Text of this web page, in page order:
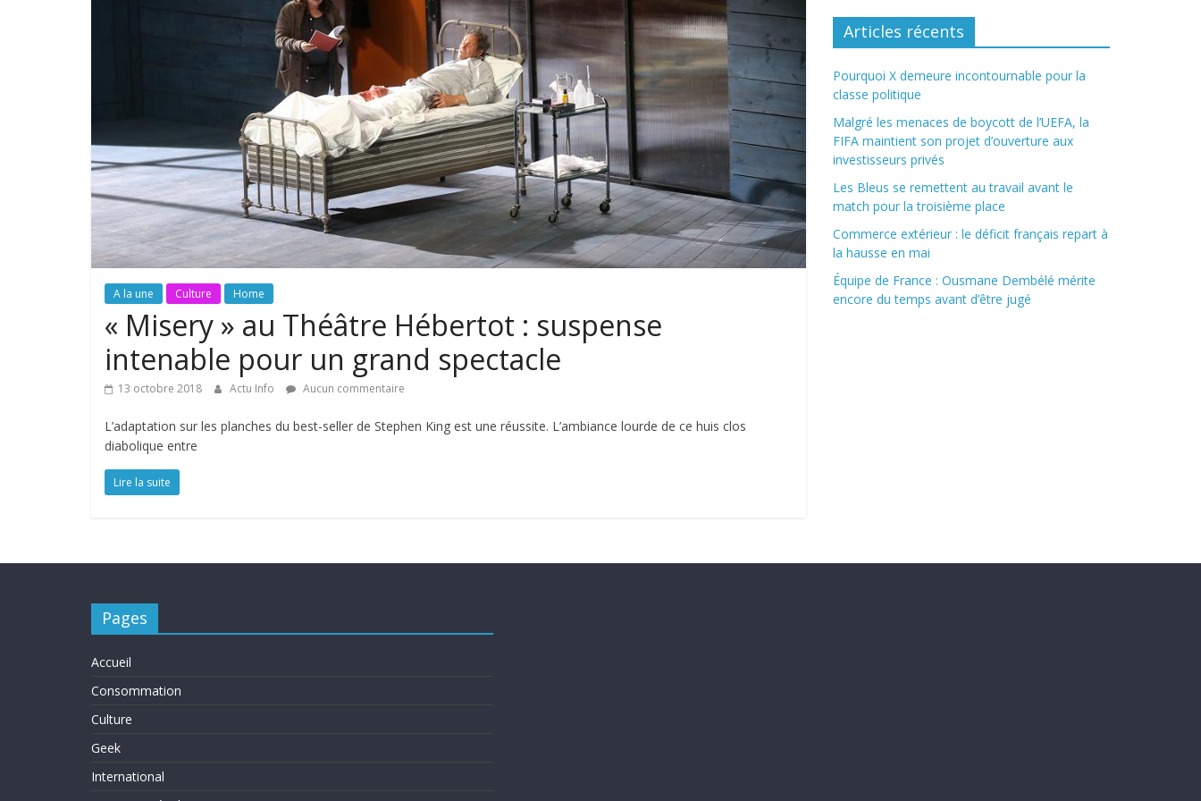
A la une Culture Home
« Misery » au Théâtre Hébertot : suspense
intenable pour un grand spectacle
13 octobre 2018 Actu Info Aucun commentaire
L’adaptation sur les planches du best-seller de Stephen King est une réussite. L’ambiance lourde de ce huis clos
diabolique entre
Lire la suite
Articles récents
Pourquoi X demeure incontournable pour la
classe politique
Malgré les menaces de boycott de l’UEFA, la
FIFA maintient son projet d’ouverture aux
investisseurs privés
Les Bleus se remettent au travail avant le
match pour la troisième place
Commerce extérieur : le déficit français repart à
la hausse en mai
Équipe de France : Ousmane Dembélé mérite
encore du temps avant d’être jugé
Pages
Accueil
Consommation
Culture
Geek
International